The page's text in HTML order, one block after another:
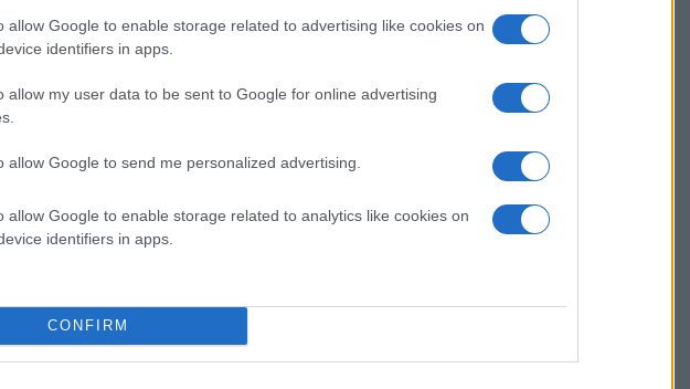
allow Google to enable storage related to advertising like cookies on
identifiers in apps.
allow my user data to be sent to Google for online advertising
allow Google to send me personalized advertising.
allow Google to enable storage related to analytics like cookies on
identifiers in apps.
CONFIRM
inviterer vi til kick-off for publikum i DNB Arena. Som
yngste og Meet&Greet med spillersigneringer. Gratis og
dagen nærmer seg.